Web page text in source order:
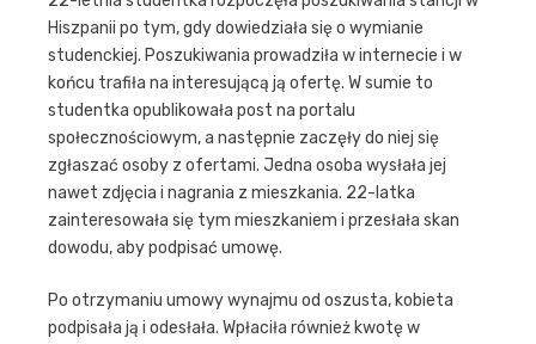
Hiszpanii po tym, gdy dowiedziała się o wymianie
studenckiej. Poszukiwania prowadziła w internecie i w
końcu trafiła na interesującą ją ofertę. W sumie to
studentka opublikowała post na portalu
społecznościowym, a następnie zaczęły do niej się
zgłaszać osoby z ofertami. Jedna osoba wysłała jej
nawet zdjęcia i nagrania z mieszkania. 22-latka
zainteresowała się tym mieszkaniem i przesłała skan
dowodu, aby podpisać umowę.
Po otrzymaniu umowy wynajmu od oszusta, kobieta
podpisała ją i odesłała. Wpłaciła również kwotę w